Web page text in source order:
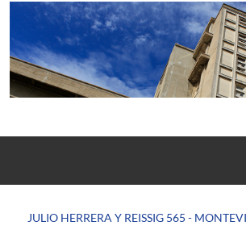
JULIO HERRERA Y REISSIG 565 -